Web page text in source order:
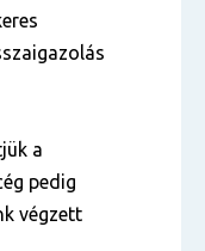
a
pedig
végzett